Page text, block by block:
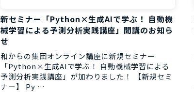
新セミナー「Python×生成AIで学ぶ！ 自動機
械学習による予測分析実践講座」開講のお知ら
せ
和からの集団オンライン講座に新規セミナー
「Python×生成AIで学ぶ！ 自動機械学習による
予測分析実践講座」が加わりました！ 【新規セミ
ナー】 Py …